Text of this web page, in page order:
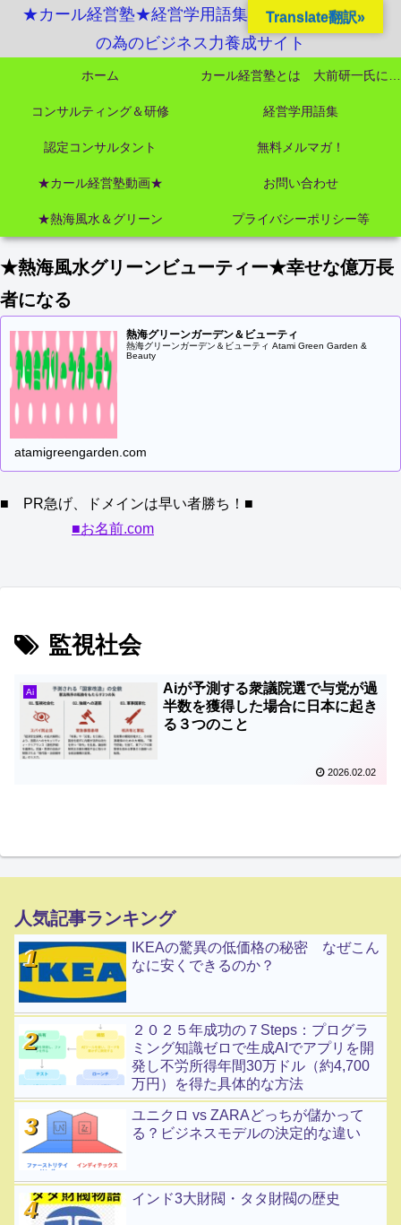
★カール経営塾★経営学用語集起業独立成功MBA
の為のビジネス力養成サイト
ホーム
コンサルティング＆研修 経営学用語集
認定コンサルタント 無料メルマガ！
★カール経営塾動画★ お問い合わせ
★熱海風水＆グリーン プライバシーポリシー等
★熱海風水グリーンビューティー★幸せな億万長
者になる
熱海グリーンガーデン＆ビューティ
熱海グリーンガーデン＆ビューティ Atami Green Garden &
Beauty
atamigreengarden.com
■ PR急げ、ドメインは早い者勝ち！■
■お名前.com
監視社会
Ai
Aiが予測する衆議院選で与党が過
半数を獲得した場合に日本に起き
る３つのこと
2026.02.02
人気記事ランキング
IKEAの驚異の低価格の秘密 なぜこん
なに安くできるのか？
２０２５年成功の７Steps：プログラ
ミング知識ゼロで生成AIでアプリを開
発し不労所得年間30万ドル（約4,700
万円）を得た具体的な方法
ユニクロ vs ZARAどっちが儲かって
る？ビジネスモデルの決定的な違い
インド3大財閥・タタ財閥の歴史
Translate翻訳»